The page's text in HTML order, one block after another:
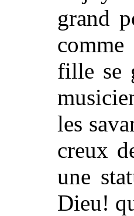
grand
fille se
les
creux
une
Dieu!